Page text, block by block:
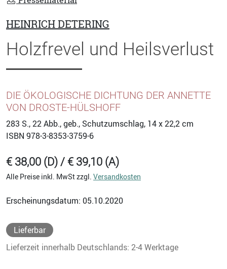
HEINRICH DETERING
Holzfrevel und Heilsverlust
DIE ÖKOLOGISCHE DICHTUNG DER ANNETTE
VON DROSTE-HÜLSHOFF
283 S., 22 Abb., geb., Schutzumschlag, 14 x 22,2 cm
ISBN 978-3-8353-3759-6
€ 38,00 (D) / € 39,10 (A)
Alle Preise inkl. MwSt zzgl. Versandkosten
Erscheinungsdatum: 05.10.2020
Lieferbar
Lieferzeit innerhalb Deutschlands: 2-4 Werktage